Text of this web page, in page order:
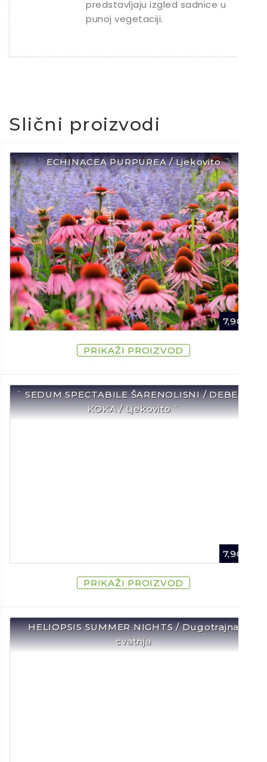
predstavljaju izgled sadnice u
punoj vegetaciji.
Slični proizvodi
¨ ECHINACEA PURPUREA / Ljekovito ¨
7,90
PRIKAŽI PROIZVOD
¨ SEDUM SPECTABILE ŠARENOLISNI / DEBELA
KOKA / Ljekovito ¨
7,90
PRIKAŽI PROIZVOD
HELIOPSIS SUMMER NIGHTS / Dugotrajna
cvatnja